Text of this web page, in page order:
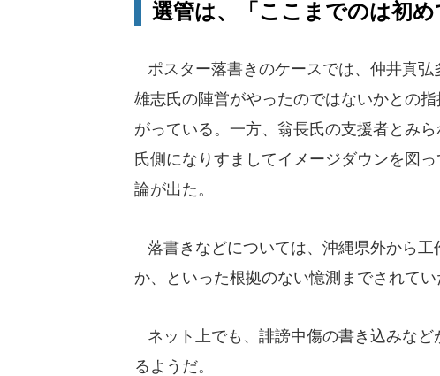
選管は、「ここまでのは初
ポスター落書きのケースでは、仲井真
雄志氏の陣営がやったのではないかとの
がっている。一方、翁長氏の支援者とみ
氏側になりすましてイメージダウンを図
論が出た。
落書きなどについては、沖縄県外から
か、といった根拠のない憶測までされてい
ネット上でも、誹謗中傷の書き込みな
るようだ。